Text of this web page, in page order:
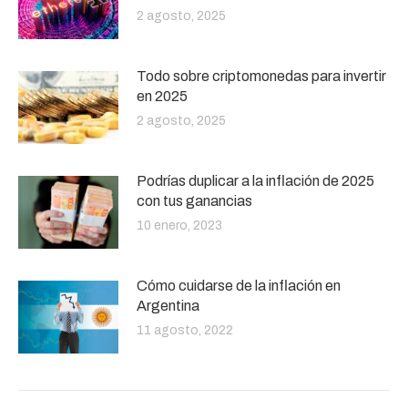
2 agosto, 2025
Todo sobre criptomonedas para invertir
en 2025
2 agosto, 2025
Podrías duplicar a la inflación de 2025
con tus ganancias
10 enero, 2023
Cómo cuidarse de la inflación en
Argentina
11 agosto, 2022